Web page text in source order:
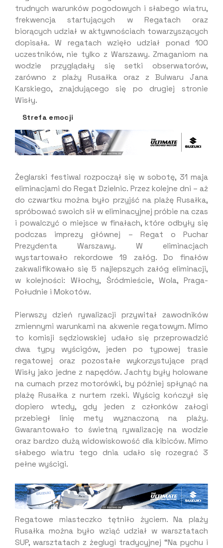
trudnych warunków pogodowych i słabego wiatru,
frekwencja startujących w Regatach oraz
biorących udział w aktywnościach towarzyszących
dopisała. W regatach wzięło udział ponad 100
uczestników, nie tylko z Warszawy. Zmaganiom na
wodzie przyglądały się setki obserwatorów,
zarówno z plaży Rusałka oraz z Bulwaru Jana
Karskiego, znajdującego się po drugiej stronie
Wisły.
Strefa emocji
Żeglarski festiwal rozpoczął się w sobotę, 31 maja
eliminacjami do Regat Dzielnic. Przez kolejne dni – aż
do czwartku można było przyjść na plażę Rusałka,
spróbować swoich sił w eliminacyjnej próbie na czas
i powalczyć o miejsce w finałach, które odbyły się
podczas imprezy głównej – Regat o Puchar
Prezydenta Warszawy. W eliminacjach
wystartowało rekordowe 19 załóg. Do finałów
zakwalifikowało się 5 najlepszych załóg eliminacji,
w kolejności: Włochy, Śródmieście, Wola, Praga-
Południe i Mokotów.
Pierwszy dzień rywalizacji przywitał zawodników
zmiennymi warunkami na akwenie regatowym. Mimo
to komisji sędziowskiej udało się przeprowadzić
dwa typy wyścigów, jeden po typowej trasie
regatowej oraz pozostałe wykorzystujące prąd
Wisły jako jedne z napędów. Jachty były holowane
na cumach przez motorówki, by później spłynąć na
plażę Rusałka z nurtem rzeki. Wyścig kończył się
dopiero wtedy, gdy jeden z członków załogi
przebiegł linię mety wyznaczoną na plaży.
Gwarantowało to świetną rywalizację na wodzie
oraz bardzo dużą widowiskowość dla kibiców. Mimo
słabego wiatru tego dnia udało się rozegrać 3
pełne wyścigi.
Regatowe miasteczko tętniło życiem. Na plaży
Rusałka można było wziąć udział w warsztatach
SUP, warsztatach z żeglugi tradycyjnej “Na pychu i